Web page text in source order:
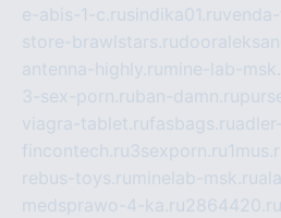
e-abis-1-c.rusindika01.ru
store-brawlstars.ru
antenna-highly.ru mine-lab-
3-sex-porn.ruban-damn.ru
viagra-tablet.rufasbags.ru
fincontech.ru3sexporn.ru
rebus-toys.ru minelab-msk.ru
medsprawo-4-ka.ru2864420.ru